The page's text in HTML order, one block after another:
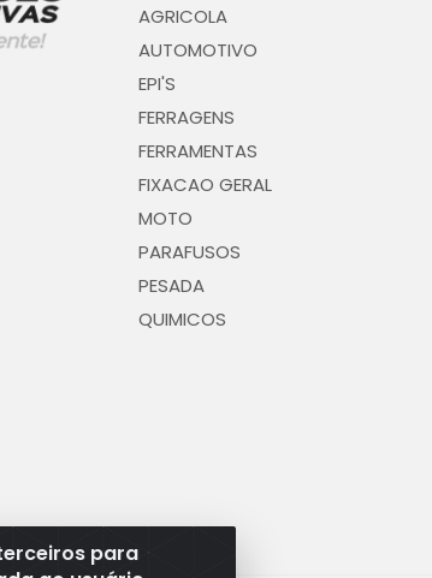
para
AGRICOLA
AUTOMOTIVO
EPI'S
FERRAGENS
FERRAMENTAS
FIXACAO GERAL
MOTO
PARAFUSOS
PESADA
QUIMICOS